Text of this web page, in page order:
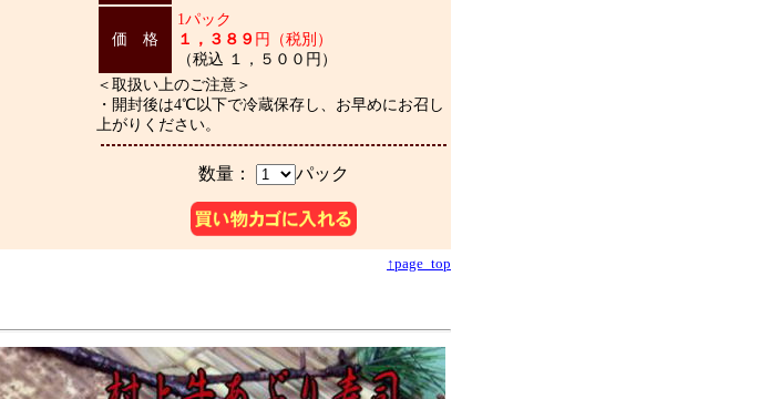
価 格
1パック
１，３８９ 円（税別）
（税込 １，５００円）
＜取扱い上のご注意＞
・開封後は4℃以下で冷蔵保存し、お早めにお召し
上がりください。
数量： パック
↑page_top